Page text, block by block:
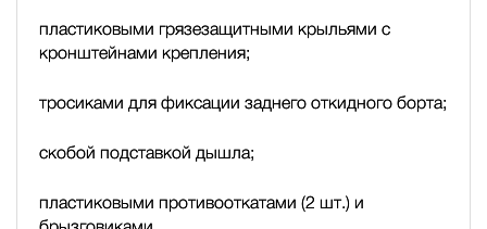
пластиковыми грязезащитными крыльями с
кронштейнами крепления;
тросиками для фиксации заднего откидного борта;
скобой подставкой дышла;
пластиковыми противооткатами (2 шт.) и